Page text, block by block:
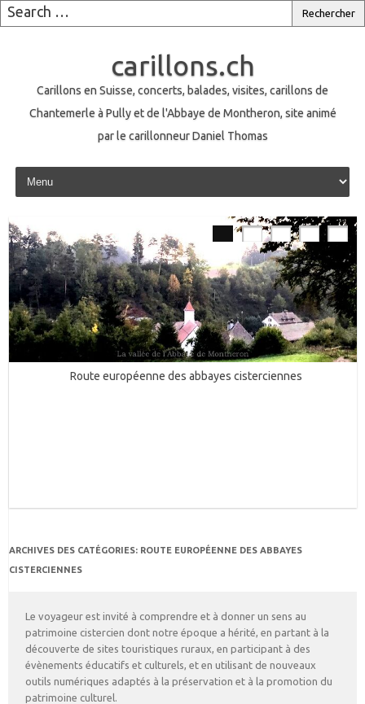
carillons.ch
Carillons en Suisse, concerts, balades, visites, carillons de
Chantemerle à Pully et de l'Abbaye de Montheron, site animé
par le carillonneur Daniel Thomas
Skip to content
Route européenne des abbayes cisterciennes
ARCHIVES DES CATÉGORIES: ROUTE EUROPÉENNE DES ABBAYES
CISTERCIENNES
Le voyageur est invité à comprendre et à donner un sens au
patrimoine cistercien dont notre époque a hérité, en partant à la
découverte de sites touristiques ruraux, en participant à des
évènements éducatifs et culturels, et en utilisant de nouveaux
outils numériques adaptés à la préservation et à la promotion du
patrimoine culturel.